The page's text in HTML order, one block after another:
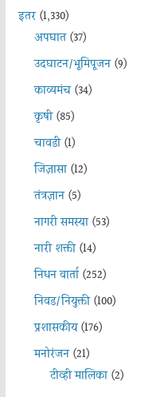
इतर(1,330)
अपघात(37)
उदघाटन/भूमिपूजन(9)
काव्यमंच(34)
कृषी(85)
चावडी(1)
जिज्ञासा(12)
तंत्रज्ञान(5)
नागरी समस्या(53)
नारी शक्ती(14)
निधन वार्ता(252)
निवड/नियुक्ती(100)
प्रशासकीय(176)
मनोरंजन(21)
टीव्ही मालिका(2)